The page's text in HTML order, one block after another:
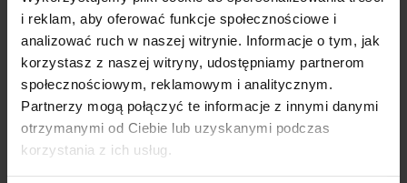
i reklam, aby oferować funkcje społecznościowe i
analizować ruch w naszej witrynie. Informacje o tym, jak
korzystasz z naszej witryny, udostępniamy partnerom
społecznościowym, reklamowym i analitycznym.
Partnerzy mogą połączyć te informacje z innymi danymi
otrzymanymi od Ciebie lub uzyskanymi podczas
korzystania z ich usług.
poprzez doskonalenie ich umiejętności na
kursach i szkoleniach podnoszących
kwalifikacje i rozszerzających zdobytą już
wiedzę. Personel POINT cały czas podnosi
swoje kwalifikacje zawodowe uczestnicząc
w szkoleniach zarówno w Polsce jak i za granicą.